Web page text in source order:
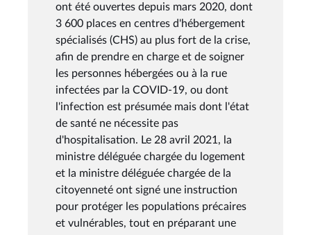
ont été ouvertes depuis mars 2020, dont
3 600 places en centres d'hébergement
spécialisés (CHS) au plus fort de la crise,
afin de prendre en charge et de soigner
les personnes hébergées ou à la rue
infectées par la COVID-19, ou dont
l'infection est présumée mais dont l'état
de santé ne nécessite pas
d'hospitalisation. Le 28 avril 2021, la
ministre déléguée chargée du logement
et la ministre déléguée chargée de la
citoyenneté ont signé une instruction
pour protéger les populations précaires
et vulnérables, tout en préparant une